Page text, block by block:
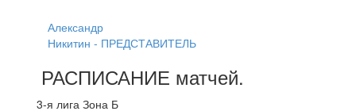
Александр
Никитин - ПРЕДСТАВИТЕЛЬ
РАСПИСАНИЕ матчей.
3-я лига Зона Б